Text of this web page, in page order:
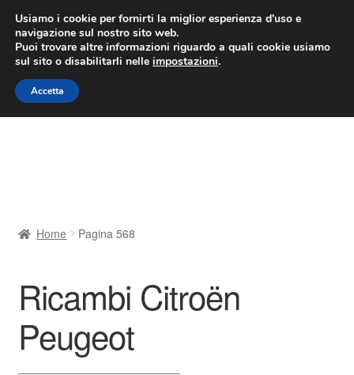
CONSEGNA da 7 EUR
Lun-Ven 9:00 - 16:00/800 580 290
Vai
alla
navigazione
Vai
al
contenuto
Contatto
Il mio account
Home Pagina 568
Ricambi Citroën
Peugeot
Usiamo i cookie per fornirti la miglior esperienza d'uso e
navigazione sul nostro sito web.
Puoi trovare altre informazioni riguardo a quali cookie usiamo
sul sito o disabilitarli nelle impostazioni.
Accetta